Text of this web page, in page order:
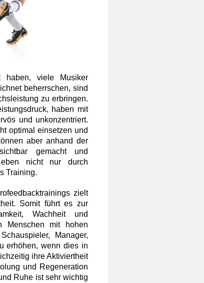
haben, viele Musiker
beherrschen, sind
zu erbringen.
haben mit
und unkonzentriert.
optimal einsetzen und
aber anhand der
gemacht und
eben nicht nur durch
Training.
zielt
Somit führt es zur
Wachheit und
Menschen mit hohen
Manager,
erhöhen, wenn dies in
ihre Aktiviertheit
und Regeneration
Ruhe ist sehr wichtig